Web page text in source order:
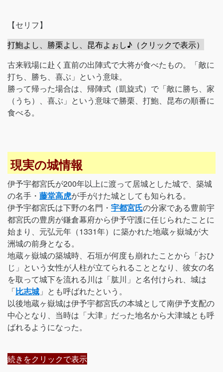
【セリフ】
打鮑よし、勝栗よし、昆布よぉし♪（クリックで表示）
古来戦場に赴く直前の出陣式で大将が食べたもの。「敵に
打ち、勝ち、喜ぶ」という意味。
勝って帰った場合は、帰陣式（凱旋式）で「敵に勝ち、家
（うち）、喜ぶ」という意味で勝栗、打鮑、昆布の順番に
食べる。
現実の城情報
伊予宇都宮氏が200年以上に渡って居城とした城で、築城
の名手・ 藤堂高虎が手がけた城としても知られる。
伊予宇都宮氏は下野の名門・ 宇都宮氏の分家である豊前宇
都宮氏の豊房が鎌倉幕府から伊予守護に任じられたことに
始まり、元弘元年（1331年）に築かれた地蔵ヶ嶽城が大
洲城の前身となる。
地蔵ヶ嶽城の築城時、石垣が何度も崩れたことから「おひ
じ」という女性が人柱が立てられることとなり、彼女の名
を取って城下を流れる川は「肱川」と名付けられ、城は
「比志城 」とも呼ばれたという。
以後地蔵ヶ嶽城は伊予宇都宮氏の本城として南伊予支配の
中心となり、当時は「大津」だった地名から大津城とも呼
ばれるようになった。
続きをクリックで表示